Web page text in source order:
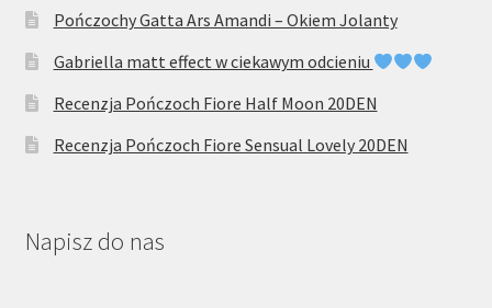
Pończochy Gatta Ars Amandi – Okiem Jolanty
Gabriella matt effect w ciekawym odcieniu
Recenzja Pończoch Fiore Half Moon 20DEN
Recenzja Pończoch Fiore Sensual Lovely 20DEN
Napisz do nas